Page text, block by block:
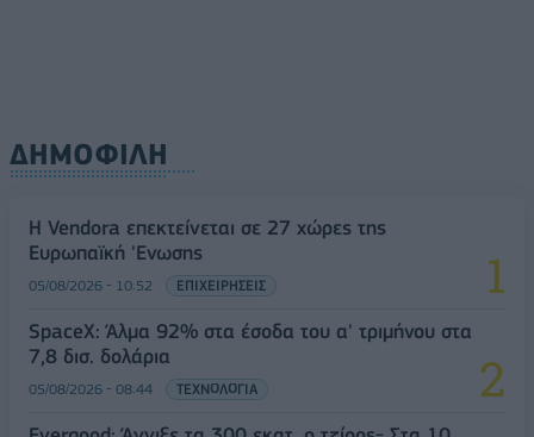
ΔΗΜΟΦΙΛΗ
Η Vendora επεκτείνεται σε 27 χώρες της
Ευρωπαϊκή 'Ενωσης
05/08/2026 - 10:52 ΕΠΙΧΕΙΡΗΣΕΙΣ
SpaceX: Άλμα 92% στα έσοδα του α' τριμήνου στα
7,8 δισ. δολάρια
05/08/2026 - 08:44 ΤΕΧΝΟΛΟΓΙΑ